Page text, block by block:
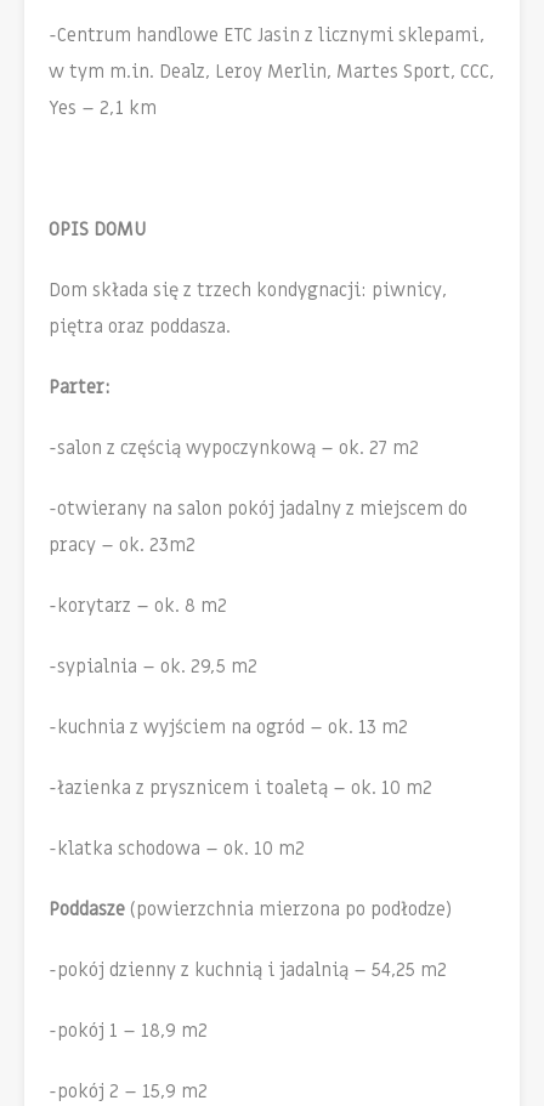
-Centrum handlowe ETC Jasin z licznymi sklepami,
w tym m.in. Dealz, Leroy Merlin, Martes Sport, CCC,
Yes – 2,1 km
OPIS DOMU
Dom składa się z trzech kondygnacji: piwnicy,
piętra oraz poddasza.
Parter:
-salon z częścią wypoczynkową – ok. 27 m2
-otwierany na salon pokój jadalny z miejscem do
pracy – ok. 23m2
-korytarz – ok. 8 m2
-sypialnia – ok. 29,5 m2
-kuchnia z wyjściem na ogród – ok. 13 m2
-łazienka z prysznicem i toaletą – ok. 10 m2
-klatka schodowa – ok. 10 m2
Poddasze (powierzchnia mierzona po podłodze)
-pokój dzienny z kuchnią i jadalnią – 54,25 m2
-pokój 1 – 18,9 m2
-pokój 2 – 15,9 m2